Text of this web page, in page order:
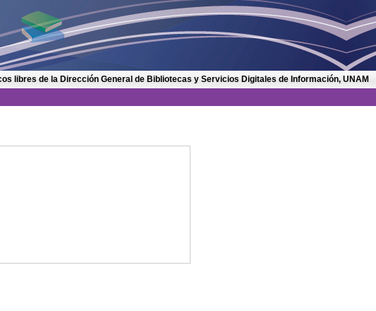
libres de la Dirección General de Bibliotecas y Servicios Digitales de Información, UNAM